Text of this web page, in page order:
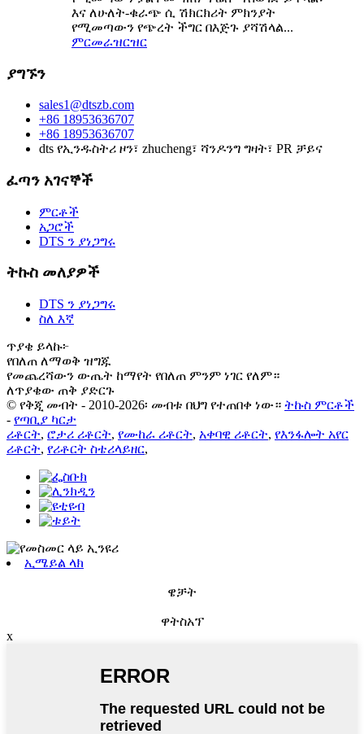
እና ለሁለት-ቁራጭ ሲ ሽክርክሪት ምክንያት
የሚመጣውን የጭረት ችግር በእጅጉ ያሻሽላል...
ምርመራዝርዝር
ያግኙን
sales1@dtszb.com
+86 18953636707
+86 18953636707
dts የኢንዱስትሪ ዞን፣ zhucheng፣ ሻንዶንግ ግዛት፣ PR ቻይና
ፈጣን አገናኞች
ምርቶች
አጋሮች
DTS ን ያነጋግሩ
ትኩስ መለያዎች
DTS ን ያነጋግሩ
ስለ እኛ
ጥያቄ ይላኩ፦
የበለጠ ለማወቅ ዝግጁ
የመጨረሻውን ውጤት ከማየት የበለጠ ምንም ነገር የለም።
ለጥያቄው ጠቅ ያድርጉ
© የቅጂ መብት - 2010-2026፡ መብቱ በህግ የተጠበቀ ነው። ትኩስ ምርቶች
- የጣቢያ ካርታ
ሪቶርት, ሮታሪ ሪቶርት, የሙከራ ሪቶርት, አቀባዊ ሪቶርት, የእንፋሎት አየር
ሪቶርት, የሪቶርት ስቴሪላይዘር,
ኢሜይል ላክ
ዌቻት
ዋትስአፕ
x